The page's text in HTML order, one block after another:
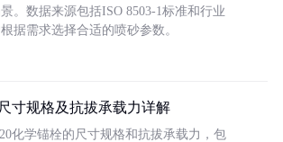
。数据来源包括ISO 8503-1标准和行业
据需求选择合适的喷砂参数。
寸规格及抗拔承载力详解
化学锚栓的尺寸规格和抗拔承载力，包